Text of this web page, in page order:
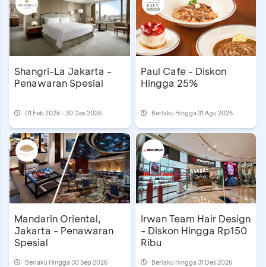
Shangri-La Jakarta -
Penawaran Spesial
01 Feb 2026 - 30 Des 2026
Paul Cafe - Diskon
Hingga 25%
Berlaku Hingga 31 Agu 2026
Mandarin Oriental,
Jakarta - Penawaran
Spesial
Berlaku Hingga 30 Sep 2026
Irwan Team Hair Design
- Diskon Hingga Rp150
Ribu
Berlaku Hingga 31 Des 2026